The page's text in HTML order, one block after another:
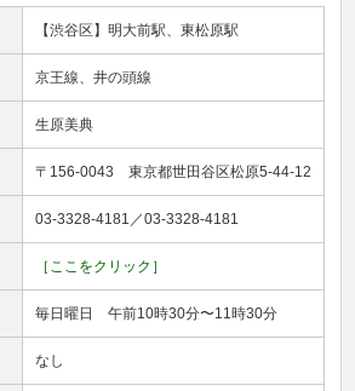
【渋谷区】明大前駅、東松原駅
京王線、井の頭線
生原美典
〒156-0043 東京都世田谷区松原5-44-12
03-3328-4181／03-3328-4181
［ここをクリック］
毎日曜日 午前10時30分〜11時30分
なし